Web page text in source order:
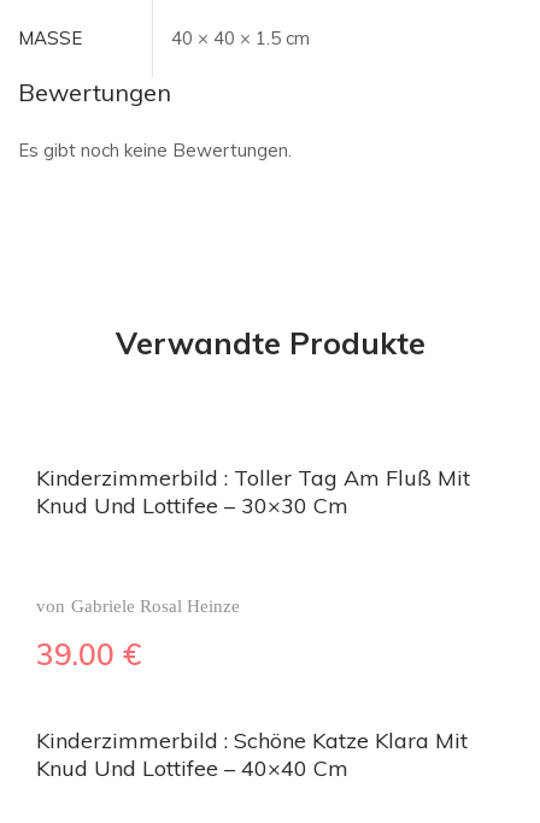
MASSE 40 × 40 × 1.5 cm
Bewertungen
Es gibt noch keine Bewertungen.
Verwandte Produkte
Kinderzimmerbild : Toller Tag Am Fluß Mit
Knud Und Lottifee – 30×30 Cm
von Gabriele Rosal Heinze
39.00 €
Kinderzimmerbild : Schöne Katze Klara Mit
Knud Und Lottifee – 40×40 Cm